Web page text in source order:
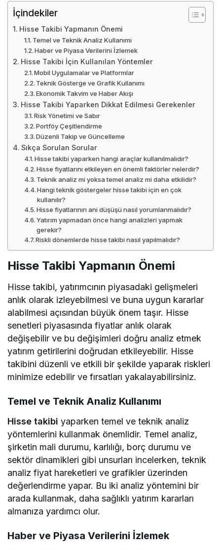
İçindekiler
Hisse Takibi Yapmanın Önemi
Temel ve Teknik Analiz Kullanımı
Haber ve Piyasa Verilerini İzlemek
Hisse Takibi İçin Kullanılan Yöntemler
Mobil Uygulamalar ve Platformlar
Teknik Gösterge ve Grafik Kullanımı
Ekonomik Takvim ve Haber Akışı
Hisse Takibi Yaparken Dikkat Edilmesi Gerekenler
Risk Yönetimi ve Sabır
Portföy Çeşitlendirme
Düzenli Takip ve Güncelleme
Sıkça Sorulan Sorular
Hisse takibi yaparken hangi araçlar kullanılmalıdır?
Hisse fiyatlarını etkileyen en önemli faktörler nelerdir?
Teknik analiz mi yoksa temel analiz mi daha etkilidir?
Hangi teknik göstergeler hisse takibi için en çok
kullanılır?
Hisse fiyatlarının ani düşüşü nasıl yorumlanmalıdır?
Yatırım yapmadan önce hangi analizleri yapmak
gerekir?
Riskli dönemlerde hisse takibi nasıl yapılmalıdır?
Hisse Takibi Yapmanın Önemi
Hisse takibi, yatırımcının piyasadaki gelişmeleri
anlık olarak izleyebilmesi ve buna uygun kararlar
alabilmesi açısından büyük önem taşır. Hisse
senetleri piyasasında fiyatlar anlık olarak
değişebilir ve bu değişimleri doğru analiz etmek
yatırım getirilerini doğrudan etkileyebilir. Hisse
takibini düzenli ve etkili bir şekilde yaparak riskleri
minimize edebilir ve fırsatları yakalayabilirsiniz.
Temel ve Teknik Analiz Kullanımı
Hisse takibi yaparken temel ve teknik analiz
yöntemlerini kullanmak önemlidir. Temel analiz,
şirketin mali durumu, karlılığı, borç durumu ve
sektör dinamikleri gibi unsurları incelerken, teknik
analiz fiyat hareketleri ve grafikler üzerinden
değerlendirme yapar. Bu iki analiz yöntemini bir
arada kullanmak, daha sağlıklı yatırım kararları
almanıza yardımcı olur.
Haber ve Piyasa Verilerini İzlemek